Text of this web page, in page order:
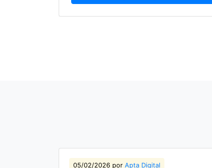
05/02/2026 por Apta Digital